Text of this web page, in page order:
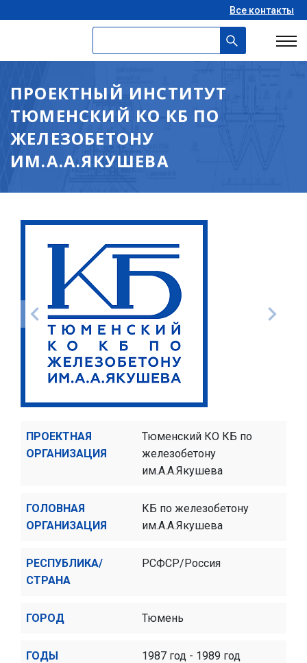
Все контакты
ПРОЕКТНЫЙ ИНСТИТУТ
ТЮМЕНСКИЙ КО КБ ПО
ЖЕЛЕЗОБЕТОНУ
ИМ.А.А.ЯКУШЕВА
ПРОЕКТНАЯ
ОРГАНИЗАЦИЯ
Тюменский КО КБ по
железобетону
им.А.А.Якушева
ГОЛОВНАЯ
ОРГАНИЗАЦИЯ
КБ по железобетону
им.А.А.Якушева
РЕСПУБЛИКА/
СТРАНА
РСФСР/Россия
ГОРОД Тюмень
ГОДЫ
1987 год - 1989 год